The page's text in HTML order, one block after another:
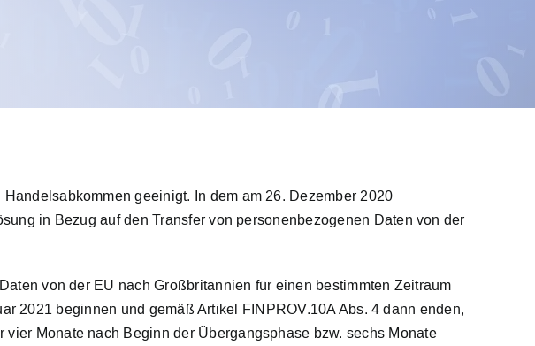
geeinigt. In dem am 26. Dezember 2020
in Bezug auf den Transfer von personenbezogenen Daten von der
von der EU nach Großbritannien für einen bestimmten Zeitraum
2021 beginnen und gemäß Artikel FINPROV.10A Abs. 4 dann enden,
Monate nach Beginn der Übergangsphase bzw. sechs Monate